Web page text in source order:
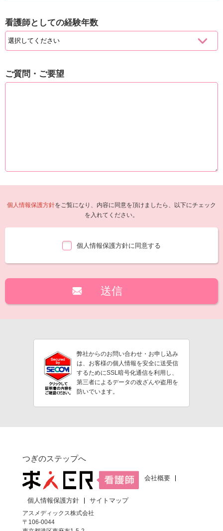
看護師としての経験年数
ご質問・ご要望
個人情報保護方針をご覧になり、内容に同意を頂けましたら、以下にチェック
を入れてください。
個人情報保護方針に同意する
弊社からのお問い合わせ・お申し込み
は、お客様の個人情報を安全に送受信
するためにSSL暗号化通信を利用し、
第三者によるデータの改ざんや盗用を
防いでいます。
つぎのステップへ
会社概要
個人情報保護方針
サイトマップ
アスメディックス株式会社
〒106-0044